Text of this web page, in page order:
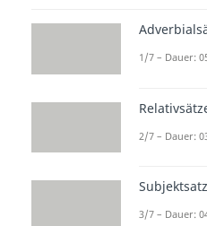
1/7 – Dauer:
2/7 – Dauer:
Subjektsatz
3/7 – Dauer: